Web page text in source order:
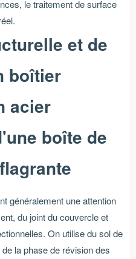
le traitement de surface
et de
boîtier
acier
boîte de
généralement une attention
du joint du couvercle et
On utilise du sol de
de la phase de révision des